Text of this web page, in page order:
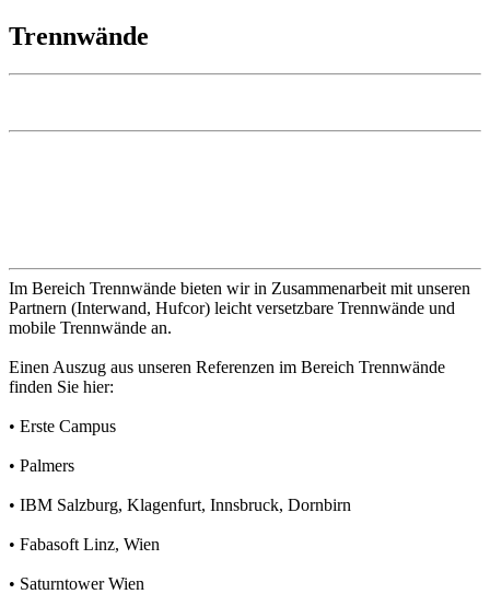
Trennwände
Im Bereich Trennwände bieten wir in Zusammenarbeit mit unseren
Partnern (Interwand, Hufcor) leicht versetzbare Trennwände und
mobile Trennwände an.
Einen Auszug aus unseren Referenzen im Bereich Trennwände
finden Sie hier:
• Erste Campus
• Palmers
• IBM Salzburg, Klagenfurt, Innsbruck, Dornbirn
• Fabasoft Linz, Wien
• Saturntower Wien